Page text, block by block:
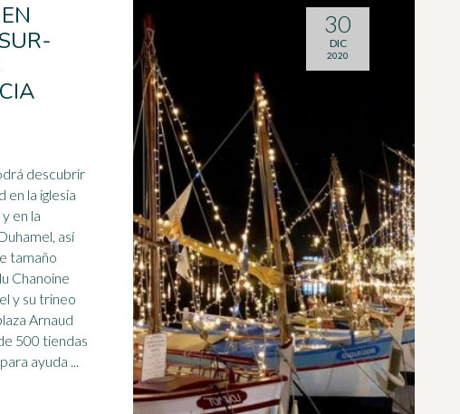
en la iglesia
en la
así
tamaño
Chanoine
y su trineo
Arnaud
500 tiendas
ayuda ...
30
DIC
2020